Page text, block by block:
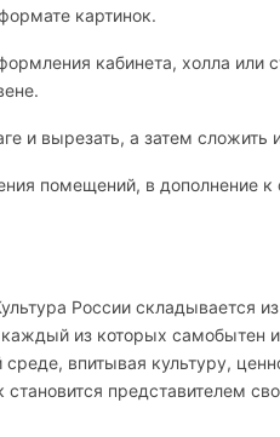
картинок.
кабинета, холла или
и вырезать, а затем
помещений, в дополнение
России складывается
из которых самобытен
впитывая культуру,
представителем